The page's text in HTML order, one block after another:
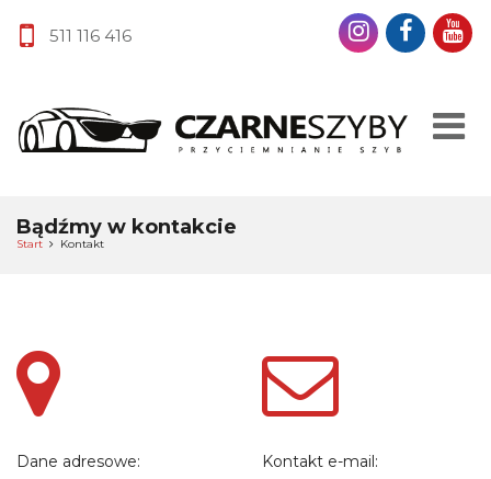
511 116 416
Bądźmy w kontakcie
Start Kontakt
Dane adresowe: Kontakt e-mail: